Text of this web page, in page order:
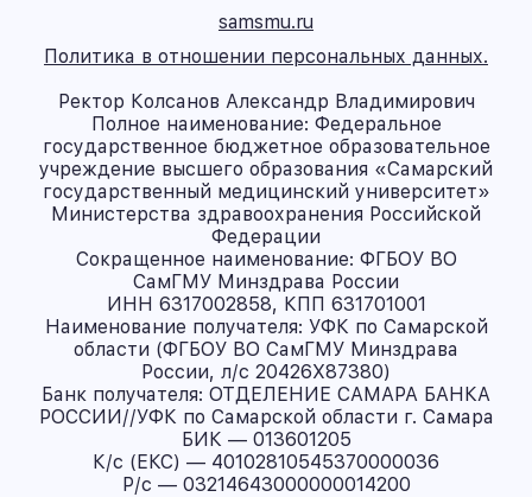
samsmu.ru
Политика в отношении персональных данных.
Ректор Колсанов Александр Владимирович
Полное наименование: Федеральное
государственное бюджетное образовательное
учреждение высшего образования «Самарский
государственный медицинский университет»
Министерства здравоохранения Российской
Федерации
Сокращенное наименование: ФГБОУ ВО
СамГМУ Минздрава России
ИНН 6317002858, КПП 631701001
Наименование получателя: УФК по Самарской
области (ФГБОУ ВО СамГМУ Минздрава
России, л/с 20426X87380)
Банк получателя: ОТДЕЛЕНИЕ САМАРА БАНКА
РОССИИ//УФК по Самарской области г. Самара
БИК — 013601205
К/с (ЕКС) — 40102810545370000036
Р/с — 03214643000000014200